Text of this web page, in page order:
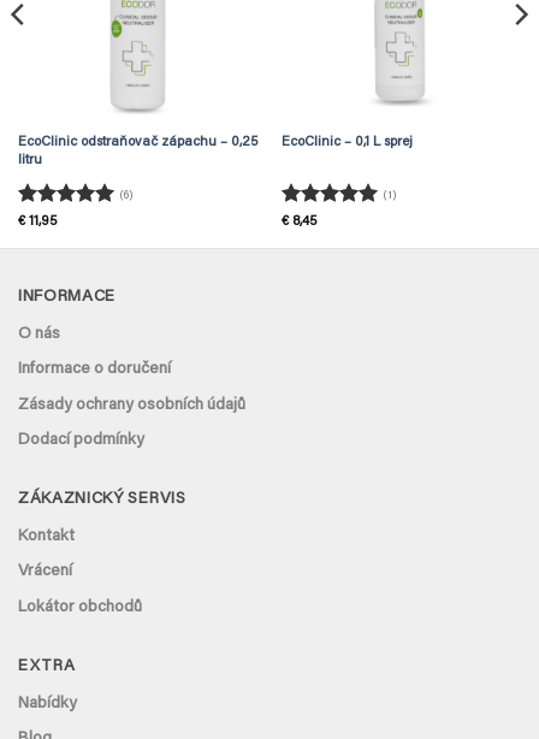
EcoClinic odstraňovač zápachu – 0,25
litru
Hodnocení
(6)
€11,95
EcoClinic – 0,1 L sprej
Hodnocení
(1)
€8,45
INFORMACE
O nás
Informace o doručení
Zásady ochrany osobních údajů
Dodací podmínky
ZÁKAZNICKÝ SERVIS
Kontakt
Vrácení
Lokátor obchodů
EXTRA
Nabídky